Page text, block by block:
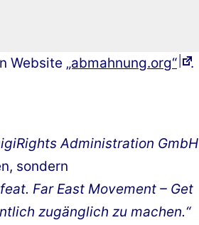
Website „abmahnung.org“ .
Administration GmbH
sondern
Far East Movement – Get
zugänglich zu machen.“